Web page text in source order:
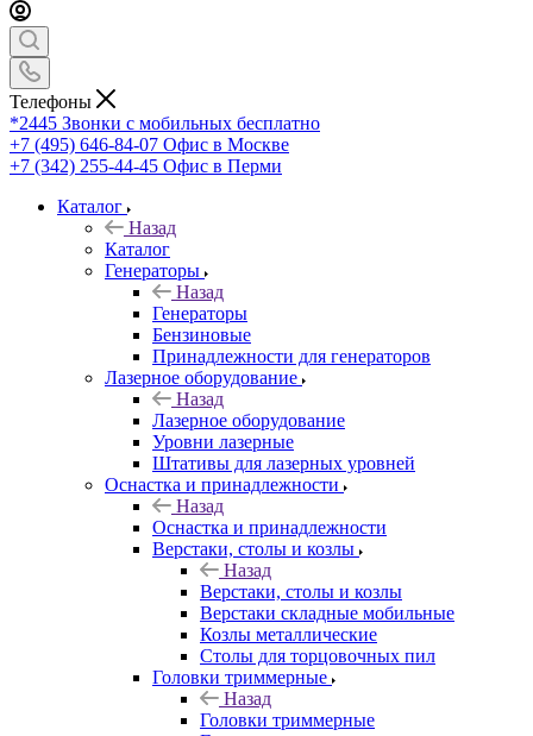
Телефоны
*2445 Звонки с мобильных бесплатно
+7 (495) 646-84-07 Офис в Москве
+7 (342) 255-44-45 Офис в Перми
Каталог
Назад
Каталог
Генераторы
Назад
Генераторы
Бензиновые
Принадлежности для генераторов
Лазерное оборудование
Назад
Лазерное оборудование
Уровни лазерные
Штативы для лазерных уровней
Оснастка и принадлежности
Назад
Оснастка и принадлежности
Верстаки, столы и козлы
Назад
Верстаки, столы и козлы
Верстаки складные мобильные
Козлы металлические
Столы для торцовочных пил
Головки триммерные
Назад
Головки триммерные